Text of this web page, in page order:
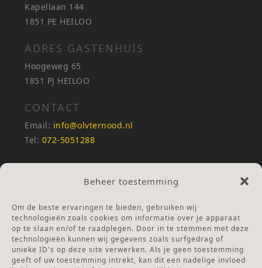
Beheer toestemming
Om de beste ervaringen te bieden, gebruiken wij
technologieën zoals cookies om informatie over je apparaat
op te slaan en/of te raadplegen. Door in te stemmen met deze
technologieën kunnen wij gegevens zoals surfgedrag of
unieke ID's op deze site verwerken. Als je geen toestemming
geeft of uw toestemming intrekt, kan dit een nadelige invloed
Kapellaan 144
1851 PE HEILOO
ADRES GASTENHUIS
Hoogeweg 65
1851 PJ HEILOO
CONTACT
Email: info@olvternood.nl
Tel: 072-5051288
REKENINGNUMMERS
NL25INGB0000672168
Ga naar Doneren
ANBI Stichting
RSIN nummer:002832987